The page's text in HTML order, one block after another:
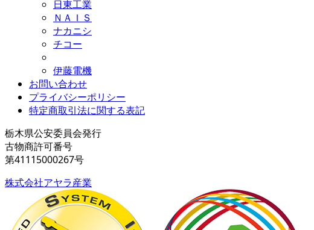
日東工業
ＮＡＩＳ
ナカニシ
チコー
伊藤電機
お問い合わせ
プライバシーポリシー
特定商取引法に関する表記
栃木県公安委員会発行
古物商許可番号
第41115000267号
株式会社アヤラ産業